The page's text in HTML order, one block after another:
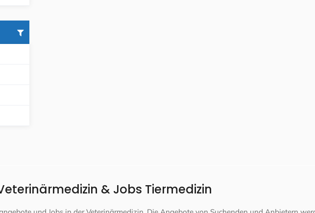
& Jobs Tiermedizin